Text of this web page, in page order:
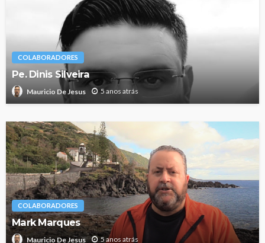
COLABORADORES
Pe. Dinis Silveira
Mauricio De Jesus 5 anos atrás
COLABORADORES
Mark Marques
Mauricio De Jesus 5 anos atrás